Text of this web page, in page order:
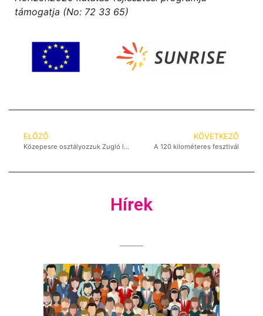
támogatja (No: 72 33 65)
ELŐZŐ
Közepesre osztályozzuk Zugló levegőjét
KÖVETKEZŐ
A 120 kilométeres fesztivál
Hírek